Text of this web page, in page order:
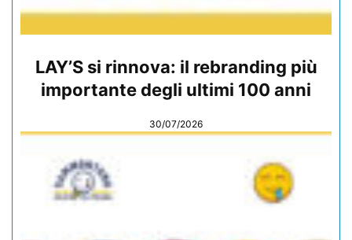
LAY’S si rinnova: il rebranding più
importante degli ultimi 100 anni
30/07/2026